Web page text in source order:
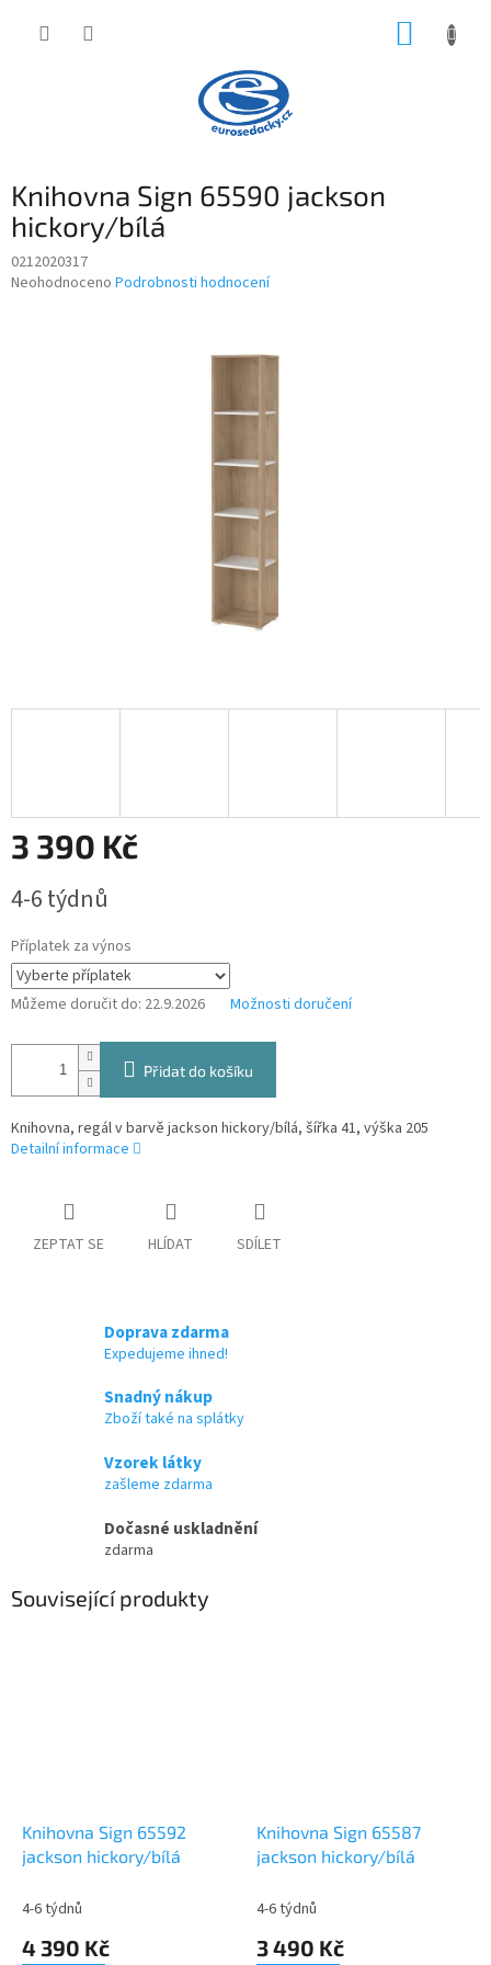
Knihovna Sign 65590 jackson
hickory/bílá
0212020317
Průměrné
Neohodnoceno Podrobnosti hodnocení
3 390 Kč
cena:
4-6 týdnů
Příplatek za výnos
Můžeme doručit do: 22.9.2026 Možnosti doručení
Přidat do košíku
Knihovna, regál v barvě jackson hickory/bílá, šířka 41, výška 205
Detailní informace
ZEPTAT SE HLÍDAT SDÍLET
Doprava zdarma
Expedujeme ihned!
Snadný nákup
Zboží také na splátky
Vzorek látky
zašleme zdarma
Dočasné uskladnění
zdarma
Související produkty
Knihovna Sign 65592
jackson hickory/bílá
4-6 týdnů
4 390 Kč
Knihovna Sign 65587
jackson hickory/bílá
4-6 týdnů
3 490 Kč